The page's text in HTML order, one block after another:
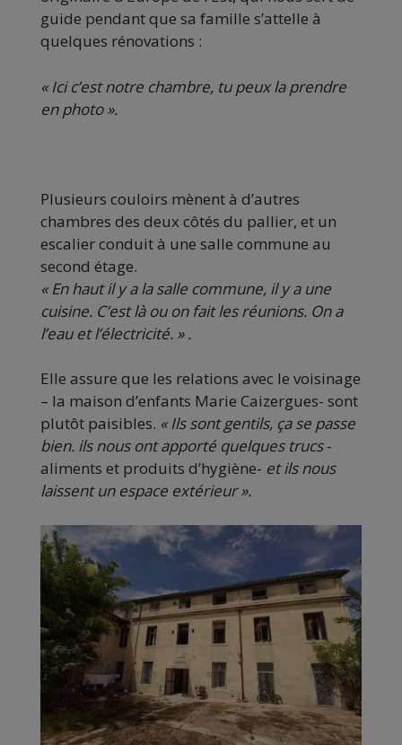
guide pendant que sa famille s’attelle à
quelques rénovations :
« Ici c’est notre chambre, tu peux la prendre
en photo ».
Plusieurs couloirs mènent à d’autres
chambres des deux côtés du pallier, et un
escalier conduit à une salle commune au
second étage.
« En haut il y a la salle commune, il y a une
cuisine. C’est là ou on fait les réunions. On a
l’eau et l’électricité. » .
Elle assure que les relations avec le voisinage
– la maison d’enfants Marie Caizergues- sont
plutôt paisibles. « Ils sont gentils, ça se passe
bien. ils nous ont apporté quelques trucs-
aliments et produits d’hygiène- et ils nous
laissent un espace extérieur ».